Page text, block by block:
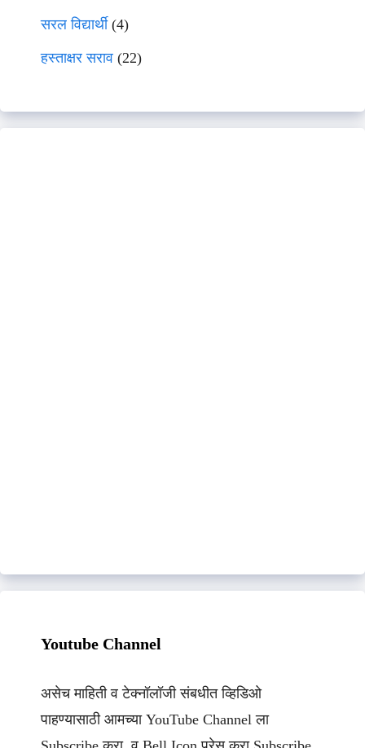
सरल विद्यार्थी(4)
हस्ताक्षर सराव (22)
Youtube Channel
असेच माहिती व टेक्नॉलॉजी संबधीत व्हिडिओ
पाहण्यासाठी आमच्या YouTube Channel ला